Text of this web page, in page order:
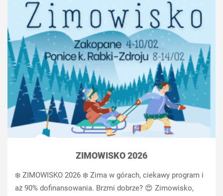
ZIMOWISKO 2026
❄️ ZIMOWISKO 2026 ❄️ Zima w górach, ciekawy program i
aż 90% dofinansowania. Brzmi dobrze? 😍 Zimowisko,